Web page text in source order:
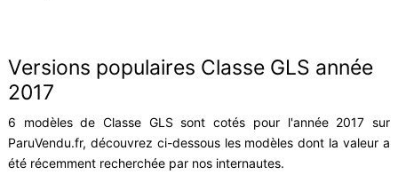
Versions populaires Classe GLS année
2017
6 modèles de Classe GLS sont cotés pour l'année 2017 sur
ParuVendu.fr, découvrez ci-dessous les modèles dont la valeur a
été récemment recherchée par nos internautes.